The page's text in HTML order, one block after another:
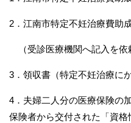
2．江南市特定不妊治療費助
（受診医療機関へ記入を依
3．領収書（特定不妊治療に
4．夫婦二人分の医療保険の
保険者から交付された「資